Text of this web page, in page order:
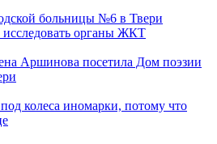
больницы №6 в Твери
исследовать органы ЖКТ
Аршинова посетила Дом поэзии
колеса иномарки, потому что